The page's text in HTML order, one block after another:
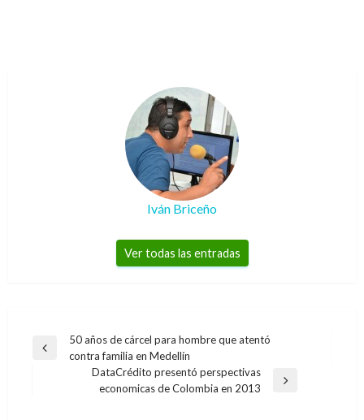
Iván Briceño
Ver todas las entradas
Navegación
Entrada
50 años de cárcel para hombre que atentó
contra familia en Medellín
DataCrédito presentó perspectivas
economicas de Colombia en 2013